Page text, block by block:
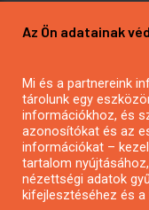
Mezőgazdasági
Pályázatírás civil
Pályázatírás
Pályázatfigyelés
Specifikus
Az Ön adatainak
Mi és a partnereink
tárolunk egy
információkhoz, és
azonosítókat és az
információkat –
tartalom
nézettségi adatok
kifejlesztéséhez és